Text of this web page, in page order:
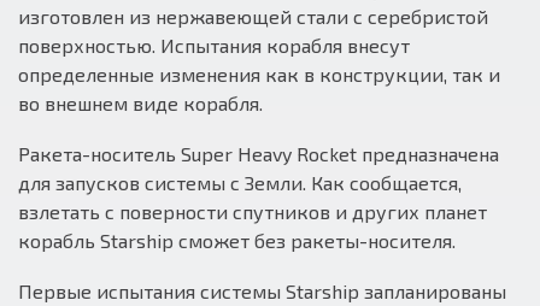
изготовлен из нержавеющей стали с серебристой
поверхностью. Испытания корабля внесут
определенные изменения как в конструкции, так и
во внешнем виде корабля.
Ракета-носитель Super Heavy Rocket предназначена
для запусков системы с Земли. Как сообщается,
взлетать с поверности спутников и других планет
корабль Starship сможет без ракеты-носителя.
Первые испытания системы Starship запланированы